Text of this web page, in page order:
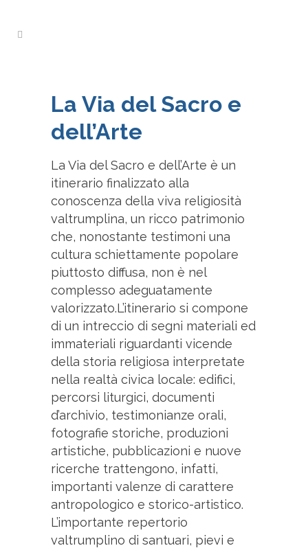
La Via del Sacro e
dell’Arte
La Via del Sacro e dell’Arte è un
itinerario finalizzato alla
conoscenza della viva religiosità
valtrumplina, un ricco patrimonio
che, nonostante testimoni una
cultura schiettamente popolare
piuttosto diffusa, non è nel
complesso adeguatamente
valorizzato.L’itinerario si compone
di un intreccio di segni materiali ed
immateriali riguardanti vicende
della storia religiosa interpretate
nella realtà civica locale: edifici,
percorsi liturgici, documenti
d’archivio, testimonianze orali,
fotografie storiche, produzioni
artistiche, pubblicazioni e nuove
ricerche trattengono, infatti,
importanti valenze di carattere
antropologico e storico-artistico.
L’importante repertorio
valtrumplino di santuari, pievi e